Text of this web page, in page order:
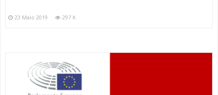
23 Maio 2019 297 K